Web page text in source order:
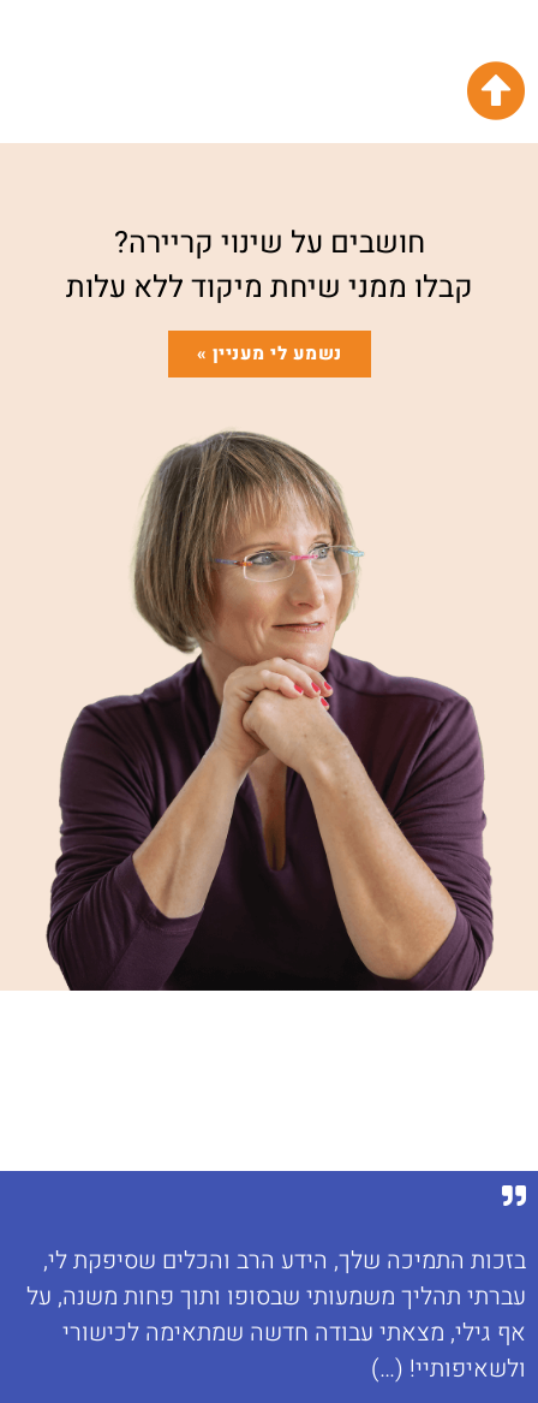
חושבים על שינוי קריירה?
קבלו ממני שיחת מיקוד ללא עלות
נשמע לי מעניין »
בזכות התמיכה שלך, הידע הרב והכלים שסיפקת לי,
עברתי תהליך משמעותי שבסופו ותוך פחות משנה, על
אף גילי, מצאתי עבודה חדשה שמתאימה לכישורי
ולשאיפותיי! (…)